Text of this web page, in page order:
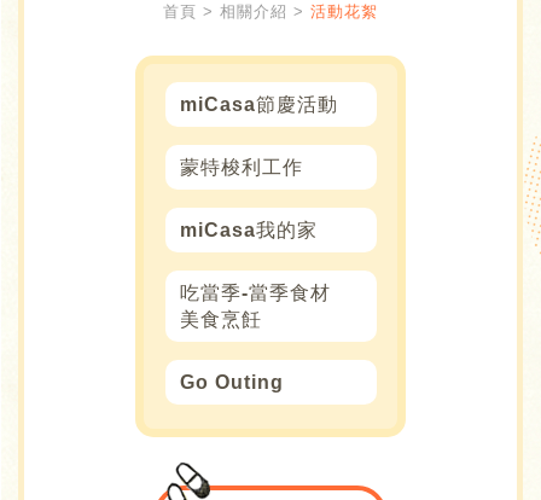
首頁 相關介紹 活動花絮
miCasa節慶活動
蒙特梭利工作
miCasa我的家
吃當季-當季食材
美食烹飪
Go Outing